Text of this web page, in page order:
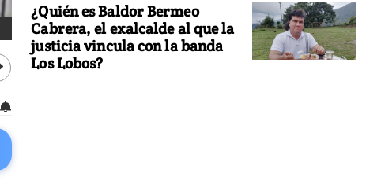
¿Quién es Baldor Bermeo
Cabrera, el exalcalde al que la
justicia vincula con la banda
Los Lobos?